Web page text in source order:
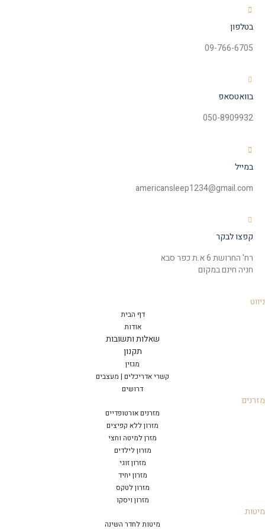
בטלפון
09-766-6705
בוואטסאפ
050-8909932
במייל
americansleep1234@gmail.com
קפצו לבקר
רח' החרושת 6 א.ת כפר סבא
חניה חינם במקום
ניווט
דף הבית
אודות
שאלות ותשובות
תקנון
מגזין
קשרי אדריכלים | מעצבים
דרושים
מזרנים
מזרנים אורטופדיים
מזרון ללא קפיצים
מזרן למיטה וחצי
מזרון לילדים
מזרון זוגי
מזרון יחיד
מזרון לטקס
מזרון ויסקו
מיטות
מיטות לחדר השינה